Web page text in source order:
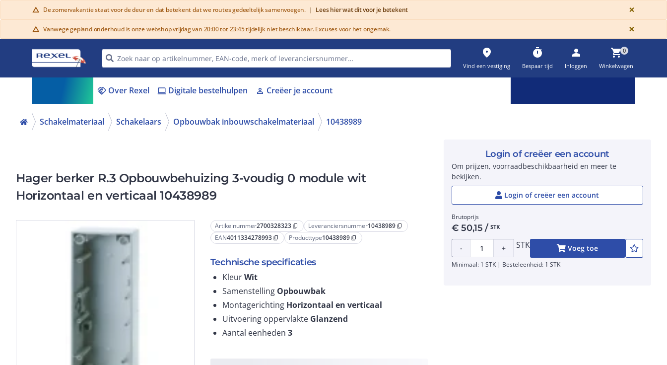
warning De zomervakantie staat voor de deur en dat betekent dat we routes gedeeltelijk samenvoegen. | Lees hier wat dit voor je betekent ×
warning Vanwege gepland onderhoud is onze webshop vrijdag van 20:00 tot 23:45 tijdelijk niet beschikbaar. Excuses voor het ongemak. ×
place
Vind een vestiging
timer
Bespaar tijd
person
Inloggen
shopping_cart0
Winkelwagen
handshake Over Rexel laptop Digitale bestelhulpen person Creëer je account
Schakelmateriaal Schakelaars Opbouwbak inbouwschakelmateriaal 10438989
Hager berker R.3 Opbouwbehuizing 3-voudig 0 module wit
Horizontaal en verticaal 10438989
Artikelnummer2700328323 content_copy Leveranciersnummer10438989 content_copy
EAN4011334278993 content_copy Producttype10438989 content_copy
Technische specificaties
KleurWit
Samenstelling Opbouwbak
Montagerichting Horizontaal en verticaal
Uitvoering oppervlakte Glanzend
Aantal eenheden 3
Login of creëer een account
Om prijzen, voorraadbeschikbaarheid en meer te
bekijken.
Login of creëer een account
Brutoprijs
€50,15 / STK
- + STK Voeg toe
Minimaal: 1 STK | Besteleenheid: 1 STK